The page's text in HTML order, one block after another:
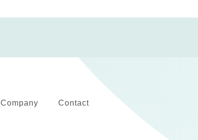
Company Contact